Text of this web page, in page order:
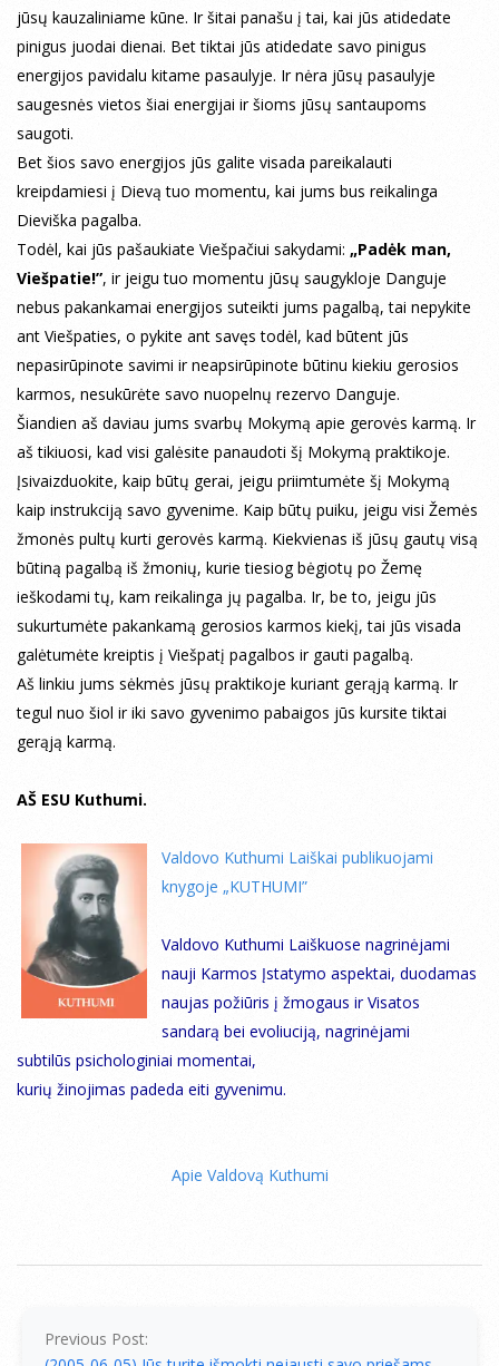
jūsų kauzaliniame kūne. Ir šitai panašu į tai, kai jūs atidedate
pinigus juodai dienai. Bet tiktai jūs atidedate savo pinigus
energijos pavidalu kitame pasaulyje. Ir nėra jūsų pasaulyje
saugesnės vietos šiai energijai ir šioms jūsų santaupoms
saugoti.
Bet šios savo energijos jūs galite visada pareikalauti
kreipdamiesi į Dievą tuo momentu, kai jums bus reikalinga
Dieviška pagalba.
Todėl, kai jūs pašaukiate Viešpačiui sakydami: „Padėk man,
Viešpatie!”, ir jeigu tuo momentu jūsų saugykloje Danguje
nebus pakankamai energijos suteikti jums pagalbą, tai nepykite
ant Viešpaties, o pykite ant savęs todėl, kad būtent jūs
nepasirūpinote savimi ir neapsirūpinote būtinu kiekiu gerosios
karmos, nesukūrėte savo nuopelnų rezervo Danguje.
Šiandien aš daviau jums svarbų Mokymą apie gerovės karmą. Ir
aš tikiuosi, kad visi galėsite panaudoti šį Mokymą praktikoje.
Įsivaizduokite, kaip būtų gerai, jeigu priimtumėte šį Mokymą
kaip instrukciją savo gyvenime. Kaip būtų puiku, jeigu visi Žemės
žmonės pultų kurti gerovės karmą. Kiekvienas iš jūsų gautų visą
būtiną pagalbą iš žmonių, kurie tiesiog bėgiotų po Žemę
ieškodami tų, kam reikalinga jų pagalba. Ir, be to, jeigu jūs
sukurtumėte pakankamą gerosios karmos kiekį, tai jūs visada
galėtumėte kreiptis į Viešpatį pagalbos ir gauti pagalbą.
Aš linkiu jums sėkmės jūsų praktikoje kuriant gerąją karmą. Ir
tegul nuo šiol ir iki savo gyvenimo pabaigos jūs kursite tiktai
gerąją karmą.
AŠ ESU Kuthumi.
Valdovo Kuthumi Laiškai publikuojami
knygoje „KUTHUMI”
Valdovo Kuthumi Laiškuose nagrinėjami
nauji Karmos Įstatymo aspektai, duodamas
naujas požiūris į žmogaus ir Visatos
sandarą bei evoliuciją, nagrinėjami
subtilūs psichologiniai momentai,
kurių žinojimas padeda eiti gyvenimu.
Apie Valdovą Kuthumi
Previous Post: